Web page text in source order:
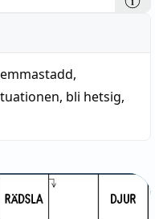
,
, bli hetsig,